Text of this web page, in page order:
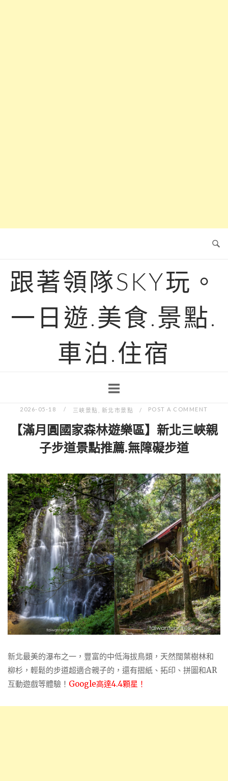
跟著領隊SKY玩。
一日遊.美食.景點.
車泊.住宿
2026-05-18 三峽景點 新北市景點 POST A COMMENT
【滿月圓國家森林遊樂區】新北三峽親
子步道景點推薦.無障礙步道
新北最美的瀑布之一，豐富的中低海拔鳥類，天然闊葉樹林和
柳杉，輕鬆的步道超適合親子的，還有摺紙、拓印、拼圖和AR
互動遊戲等體驗！ Google高達4.4顆星！